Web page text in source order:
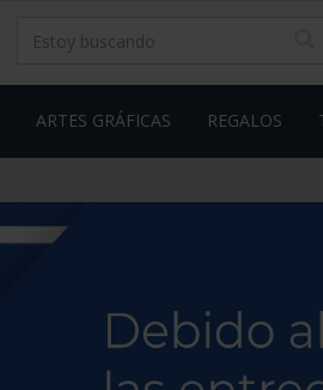
ARTES GRÁFICAS REGALOS